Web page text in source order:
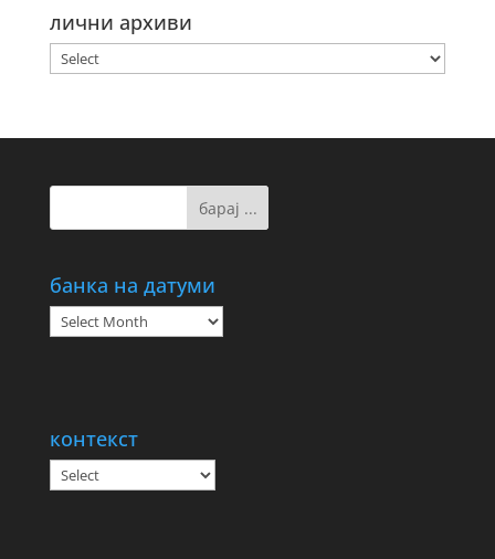
лични архиви
банка на датуми
банка
на
контекст